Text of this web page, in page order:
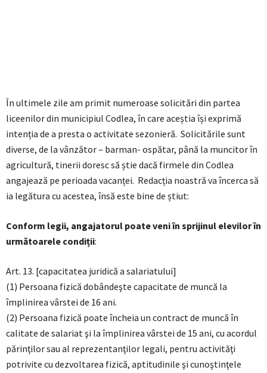
În ultimele zile am primit numeroase solicitări din partea
liceenilor din municipiul Codlea, în care aceștia își exprimă
intenția de a presta o activitate sezonieră. Solicitările sunt
diverse, de la vânzător – barman- ospătar, până la muncitor în
agricultură, tinerii doresc să știe dacă firmele din Codlea
angajează pe perioada vacanței. Redacția noastră va încerca să
ia legătura cu acestea, însă este bine de știut:
Conform legii, angajatorul poate veni în sprijinul elevilor în
următoarele condiții:
Art. 13. [capacitatea juridică a salariatului]
(1) Persoana fizică dobândeşte capacitate de muncă la
împlinirea vârstei de 16 ani.
(2) Persoana fizică poate încheia un contract de muncă în
calitate de salariat şi la împlinirea vârstei de 15 ani, cu acordul
părinţilor sau al reprezentanţilor legali, pentru activităţi
potrivite cu dezvoltarea fizică, aptitudinile şi cunoştinţele